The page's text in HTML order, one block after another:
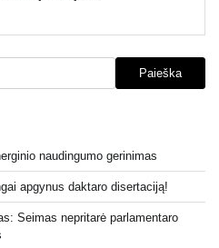
Paieška
naudingumo gerinimas
apgynus daktaro disertaciją!
Seimas nepritarė parlamentaro